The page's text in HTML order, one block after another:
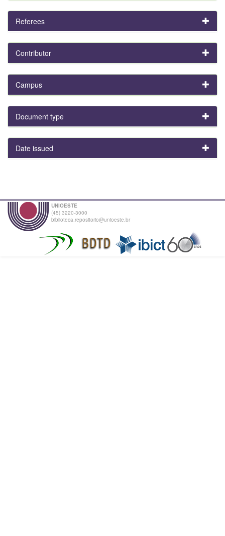
Referees
Contributor
Campus
Document type
Date issued
UNIOESTE
(45) 3220-3000
biblioteca.repositorio@unioeste.br